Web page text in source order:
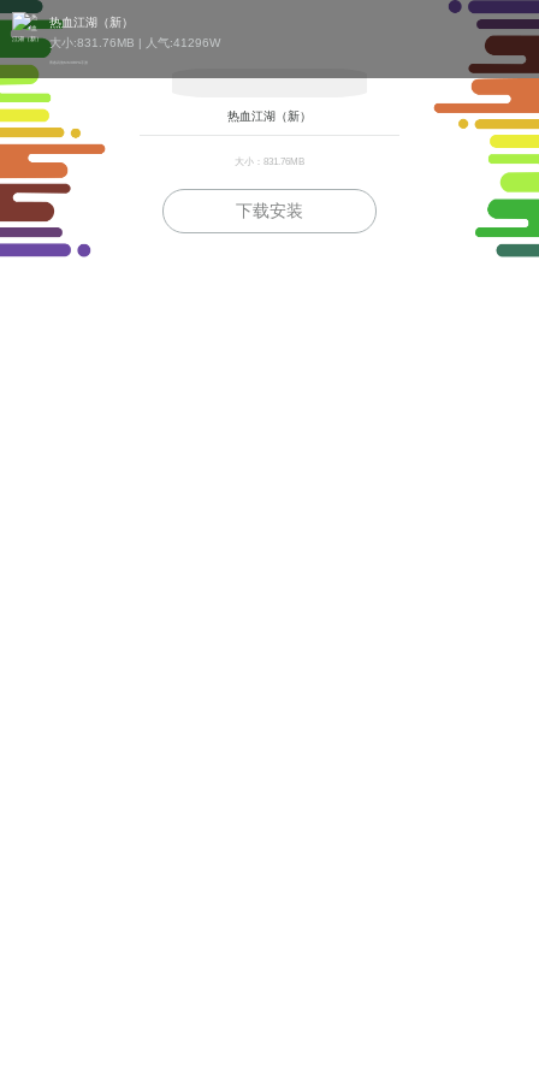
热血江湖（新）
大小：831.76MB
下载安装
热血江湖（新）
大小:831.76MB | 人气:41296W
青春武侠MMORPG手游